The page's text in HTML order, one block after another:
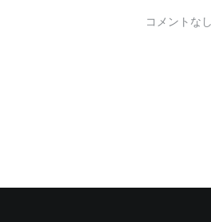
コメントなし